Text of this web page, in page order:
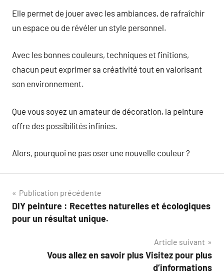
Elle permet de jouer avec les ambiances, de rafraîchir
un espace ou de révéler un style personnel.
Avec les bonnes couleurs, techniques et finitions,
chacun peut exprimer sa créativité tout en valorisant
son environnement.
Que vous soyez un amateur de décoration, la peinture
offre des possibilités infinies.
Alors, pourquoi ne pas oser une nouvelle couleur ?
Navigation
de
Publication précédente
DIY peinture : Recettes naturelles et écologiques
pour un résultat unique.
Article suivant
Vous allez en savoir plus Visitez pour plus
d’informations